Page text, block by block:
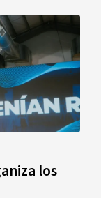
los